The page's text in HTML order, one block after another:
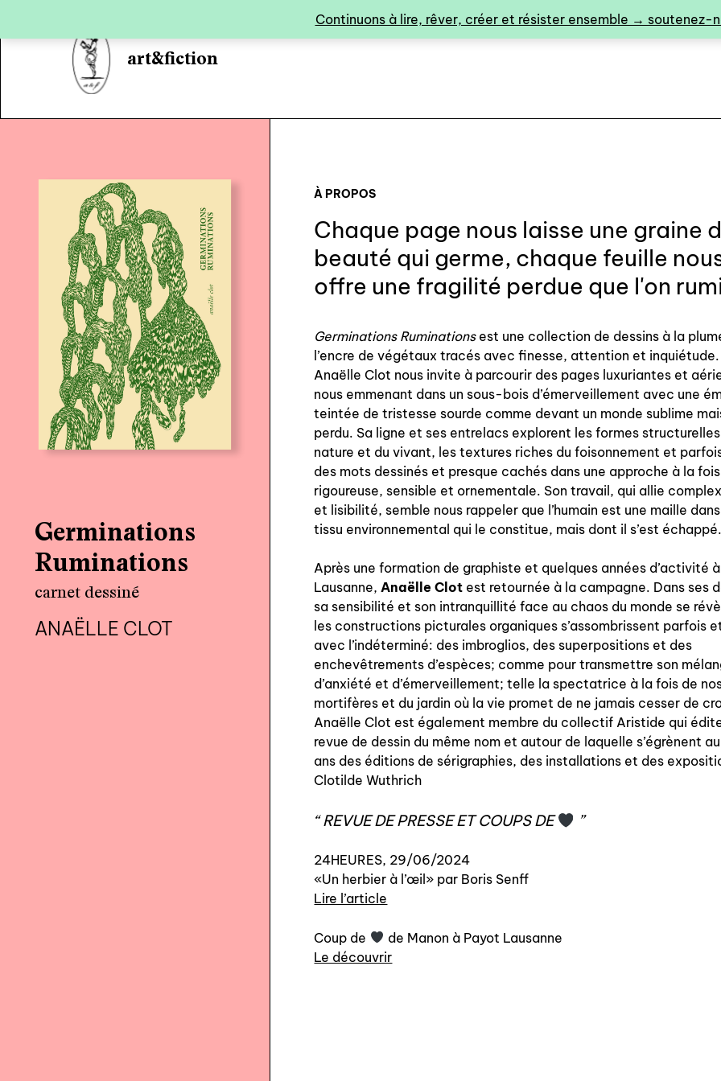
Continuons à lire, rêver, créer et résister ensemble → soutenez-
art&fiction
0
catalogue ↓
catalogue complet
à paraître
éditions de tête
programmes semestriels
agenda
au-delà du livre ↓
artistes en résidence
lectures performées
podcasts
éditions d’artistes
sonar/genève
engagement durable
Germinations
Ruminations
carnet dessiné
ANAËLLE CLOT
À PROPOS
Chaque page nous laisse une graine
beauté qui germe, chaque feuille
offre une fragilité perdue que l'on
Germinations Ruminationsest une collection de dessins à la
l’encre de végétaux tracés avec finesse, attention et inquiétude.
Anaëlle Clot nous invite à parcourir des pages luxuriantes et
nous emmenant dans un sous-bois d’émerveillement avec une
teintée de tristesse sourde comme devant un monde sublime
perdu. Sa ligne et ses entrelacs explorent les formes
nature et du vivant, les textures riches du foisonnement et
des mots dessinés et presque cachés dans une approche à la fois
rigoureuse, sensible et ornementale. Son travail, qui allie
et lisibilité, semble nous rappeler que l’humain est une maille
tissu environnemental qui le constitue, mais dont il s’est
Après une formation de graphiste et quelques années d’activité à
Lausanne,Anaëlle Clot est retournée à la campagne. Dans ses
sa sensibilité et son intranquillité face au chaos du monde se
les constructions picturales organiques s’assombrissent parfois
avec l’indéterminé: des imbroglios, des superpositions et des
enchevêtrements d’espèces; comme pour transmettre son
d’anxiété et d’émerveillement; telle la spectatrice à la fois de
mortifères et du jardin où la vie promet de ne jamais cesser de
Anaëlle Clot est également membre du collectif Aristide qui
revue de dessin du même nom et autour de laquelle s’égrènent
ans des éditions de sérigraphies, des installations et des
Clotilde Wuthrich
REVUE DE PRESSE ET COUPS DE
24HEURES, 29/06/2024
«Un herbier à l’œil» par Boris Senff
Lire l’article
Coup de
de Manon à Payot Lausanne
Le découvrir